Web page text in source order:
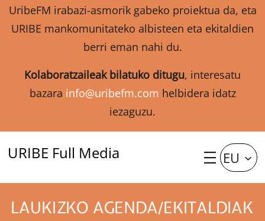
UribeFM irabazi-asmorik gabeko proiektua da, eta
URIBE mankomunitateko albisteen eta ekitaldien
berri eman nahi du.
Kolaboratzaileak bilatuko ditugu, interesatu
bazara info@uribefm.com helbidera idatz
iezaguzu.
URIBE Full Media EU
LAUKIZKO AGENDA/EKITALDIAK